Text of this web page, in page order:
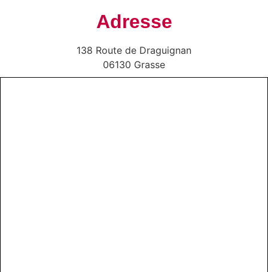
Adresse
138 Route de Draguignan
06130 Grasse